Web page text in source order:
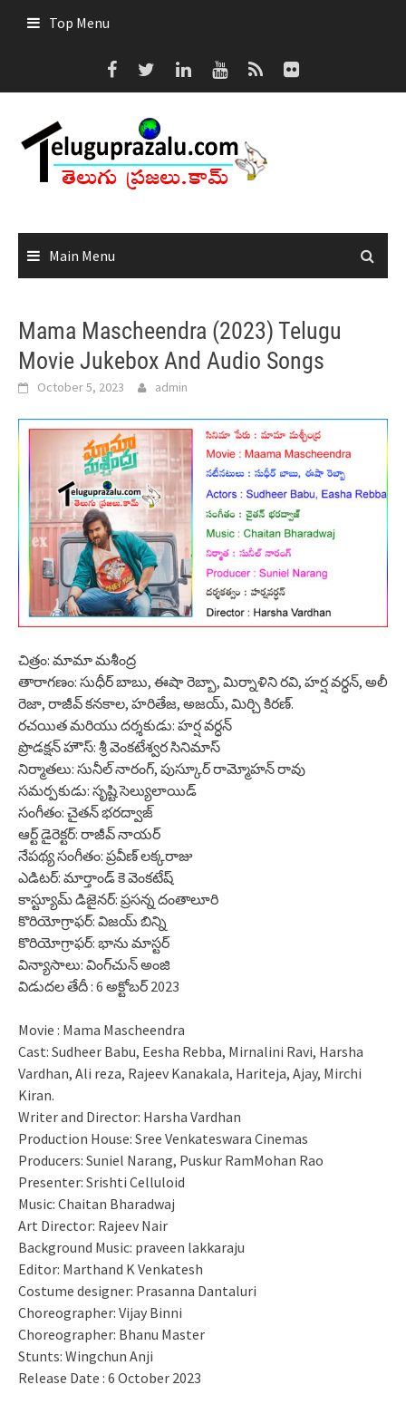
Top Menu
Main Menu
Mama Mascheendra (2023) Telugu
Movie Jukebox And Audio Songs
October 5, 2023 admin
చిత్రం: మామా మశీంద్ర
తారాగణం: సుధీర్ బాబు, ఈషా రెబ్బా, మిర్నాళిని రవి, హర్ష వర్ధన్, అలీ
రెజా, రాజీవ్ కనకాల, హరితేజ, అజయ్, మిర్చి కిరణ్.
రచయిత మరియు దర్శకుడు: హర్ష వర్ధన్
ప్రొడక్షన్ హౌస్: శ్రీ వెంకటేశ్వర సినిమాస్
నిర్మాతలు: సునీల్ నారంగ్, పుస్కూర్ రామ్మోహన్ రావు
సమర్పకుడు: సృష్టి సెల్యులాయిడ్
సంగీతం: చైతన్ భరద్వాజ్
ఆర్ట్ డైరెక్టర్: రాజీవ్ నాయర్
నేపథ్య సంగీతం: ప్రవీణ్ లక్కరాజు
ఎడిటర్: మార్తాండ్ కె వెంకటేష్
కాస్ట్యూమ్ డిజైనర్: ప్రసన్న దంతాలూరి
కొరియోగ్రాఫర్: విజయ్ బిన్ని
కొరియోగ్రాఫర్: భాను మాస్టర్
విన్యాసాలు: వింగ్‌చున్ అంజి
విడుదల తేదీ : 6 అక్టోబర్ 2023
Movie : Mama Mascheendra
Cast: Sudheer Babu, Eesha Rebba, Mirnalini Ravi, Harsha
Vardhan, Ali reza, Rajeev Kanakala, Hariteja, Ajay, Mirchi
Kiran.
Writer and Director: Harsha Vardhan
Production House: Sree Venkateswara Cinemas
Producers: Suniel Narang, Puskur RamMohan Rao
Presenter: Srishti Celluloid
Music: Chaitan Bharadwaj
Art Director: Rajeev Nair
Background Music: praveen lakkaraju
Editor: Marthand K Venkatesh
Costume designer: Prasanna Dantaluri
Choreographer: Vijay Binni
Choreographer: Bhanu Master
Stunts: Wingchun Anji
Release Date : 6 October 2023